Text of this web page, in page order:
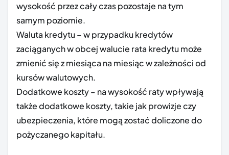
wysokość przez cały czas pozostaje na tym
samym poziomie.
Waluta kredytu – w przypadku kredytów
zaciąganych w obcej walucie rata kredytu może
zmienić się z miesiąca na miesiąc w zależności od
kursów walutowych.
Dodatkowe koszty – na wysokość raty wpływają
także dodatkowe koszty, takie jak prowizje czy
ubezpieczenia, które mogą zostać doliczone do
pożyczanego kapitału.